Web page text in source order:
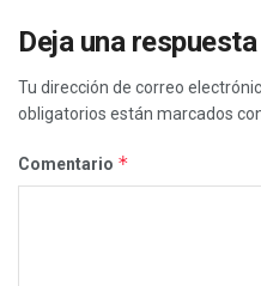
Deja una respuesta
Tu dirección de correo
obligatorios están marcados
Comentario *